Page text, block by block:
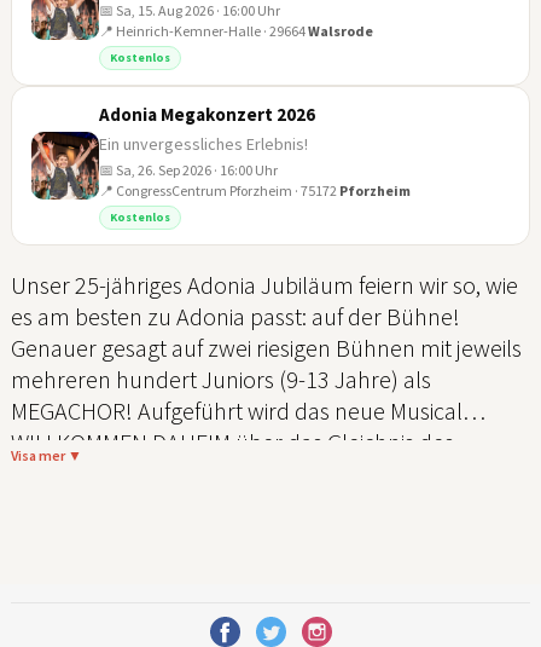
📅 Sa, 15. Aug 2026 · 16:00 Uhr
📍 Heinrich-Kemner-Halle · 29664Walsrode
Kostenlos
Adonia Megakonzert 2026
Ein unvergessliches Erlebnis!
📅 Sa, 26. Sep 2026 · 16:00 Uhr
📍 CongressCentrum Pforzheim · 75172 Pforzheim
Kostenlos
Unser 25-jähriges Adonia Jubiläum feiern wir so, wie
es am besten zu Adonia passt: auf der Bühne!
Genauer gesagt auf zwei riesigen Bühnen mit jeweils
mehreren hundert Juniors (9-13 Jahre) als
MEGACHOR! Aufgeführt wird das neue Musical
WILLKOMMEN DAHEIM über das Gleichnis des
Visa mer ▼